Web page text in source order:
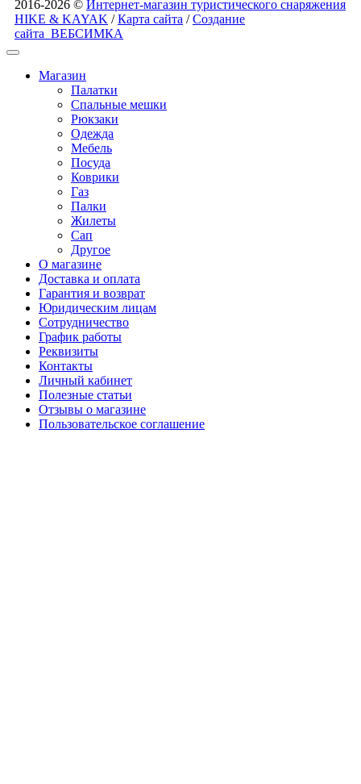
2016-2026 © Интернет-магазин туристического снаряжения
HIKE & KAYAK /Карта сайта /Создание
сайта ВЕБСИМКА
Магазин
Палатки
Спальные мешки
Рюкзаки
Одежда
Мебель
Посуда
Коврики
Газ
Палки
Жилеты
Сап
Другое
О магазине
Доставка и оплата
Гарантия и возврат
Юридическим лицам
Сотрудничество
График работы
Реквизиты
Контакты
Личный кабинет
Полезные статьи
Отзывы о магазине
Пользовательское соглашение